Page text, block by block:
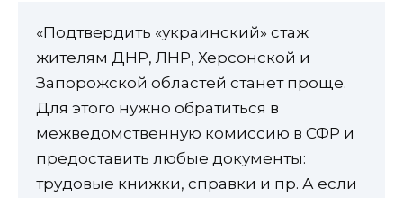
«Подтвердить «украинский» стаж
жителям ДНР, ЛНР, Херсонской и
Запорожской областей станет проще.
Для этого нужно обратиться в
межведомственную комиссию в СФР и
предоставить любые документы:
трудовые книжки, справки и пр. А если